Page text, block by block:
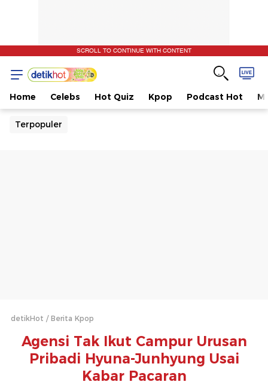
SCROLL TO CONTINUE WITH CONTENT
Home Celebs Hot Quiz Kpop Podcast Hot
Terpopuler
detikHot Berita Kpop
Agensi Tak Ikut Campur Urusan
Pribadi Hyuna-Junhyung Usai
Kabar Pacaran